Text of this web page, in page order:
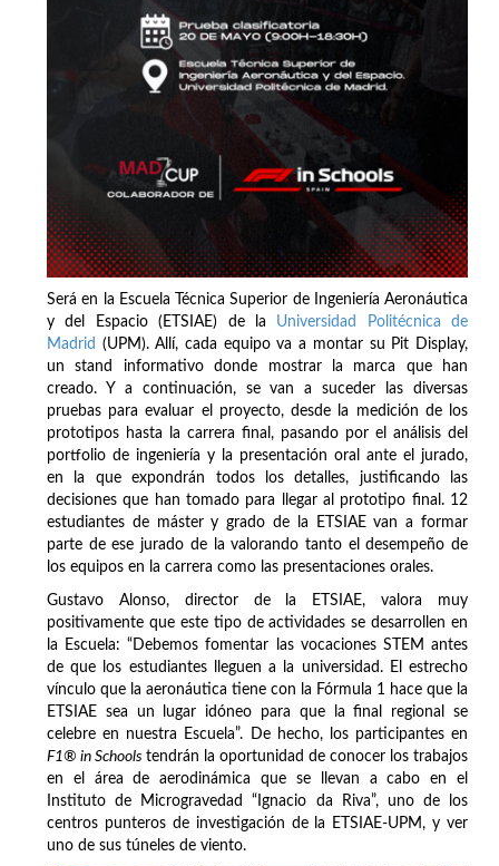
Será en la Escuela Técnica Superior de Ingeniería Aeronáutica
y del Espacio (ETSIAE) de la Universidad Politécnica de
Madrid (UPM). Allí, cada equipo va a montar su Pit Display,
un stand informativo donde mostrar la marca que han
creado. Y a continuación, se van a suceder las diversas
pruebas para evaluar el proyecto, desde la medición de los
prototipos hasta la carrera final, pasando por el análisis del
portfolio de ingeniería y la presentación oral ante el jurado,
en la que expondrán todos los detalles, justificando las
decisiones que han tomado para llegar al prototipo final. 12
estudiantes de máster y grado de la ETSIAE van a formar
parte de ese jurado de la valorando tanto el desempeño de
los equipos en la carrera como las presentaciones orales.
Gustavo Alonso, director de la ETSIAE, valora muy
positivamente que este tipo de actividades se desarrollen en
la Escuela: “Debemos fomentar las vocaciones STEM antes
de que los estudiantes lleguen a la universidad. El estrecho
vínculo que la aeronáutica tiene con la Fórmula 1 hace que la
ETSIAE sea un lugar idóneo para que la final regional se
celebre en nuestra Escuela”. De hecho, los participantes en
F1® in Schools tendrán la oportunidad de conocer los trabajos
en el área de aerodinámica que se llevan a cabo en el
Instituto de Microgravedad “Ignacio da Riva”, uno de los
centros punteros de investigación de la ETSIAE-UPM, y ver
uno de sus túneles de viento.